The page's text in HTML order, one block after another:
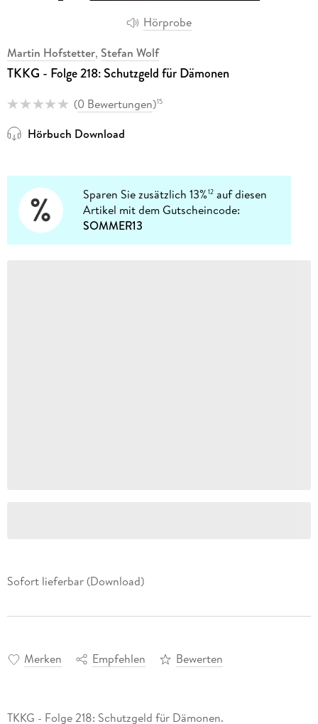
Hörprobe
Martin Hofstetter, Stefan Wolf
TKKG - Folge 218: Schutzgeld für Dämonen
(0 Bewertungen)15
Hörbuch Download
Sparen Sie zusätzlich 13%12 auf diesen
Artikel mit dem Gutscheincode:
SOMMER13
Sofort lieferbar (Download)
Merken Empfehlen Bewerten